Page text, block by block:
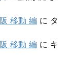
移動 編 に タ
移動 編 に キ